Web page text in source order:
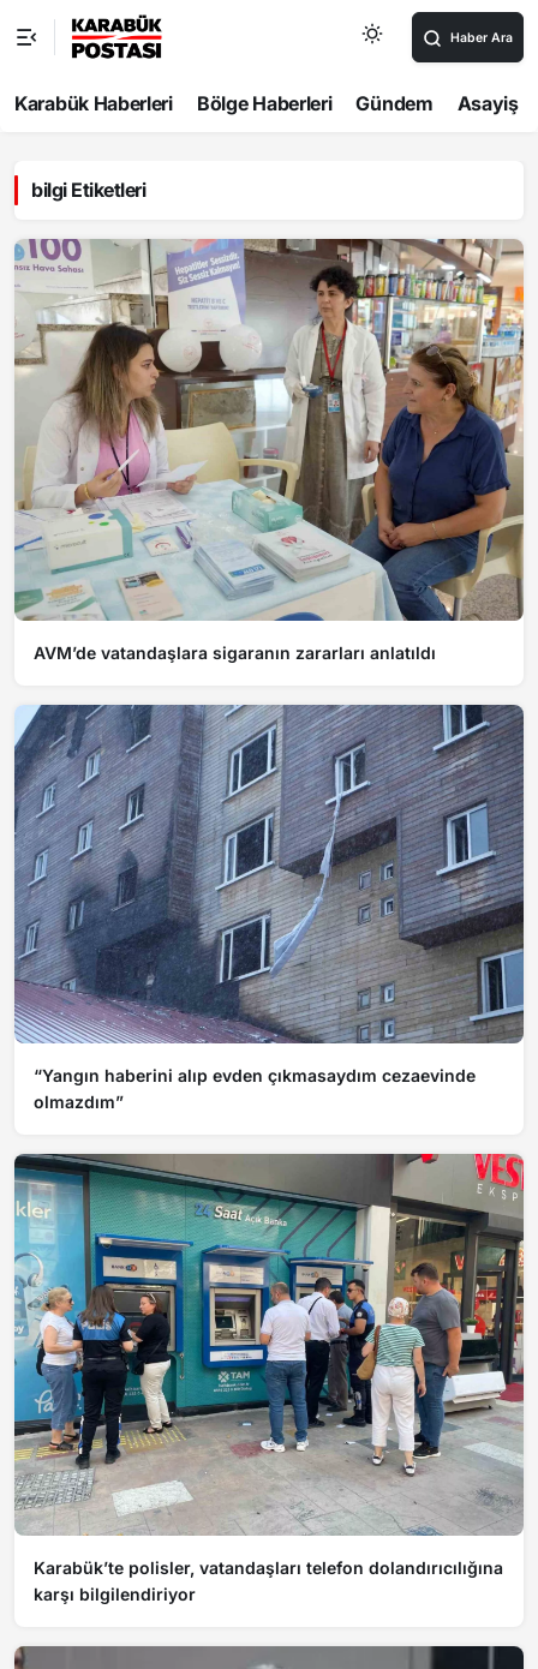
Haber Ara
Karabük Haberleri Bölge Haberleri Gündem Asayiş
bilgi Etiketleri
AVM’de vatandaşlara sigaranın zararları anlatıldı
“Yangın haberini alıp evden çıkmasaydım cezaevinde
olmazdım”
Karabük’te polisler, vatandaşları telefon dolandırıcılığına
karşı bilgilendiriyor